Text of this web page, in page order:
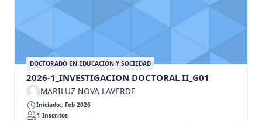
DOCTORADO EN EDUCACIÓN Y SOCIEDAD
2026-1_INVESTIGACION DOCTORAL II_G01
MARILUZ NOVA LAVERDE
Iniciado:: Feb 2026
1 Inscritos